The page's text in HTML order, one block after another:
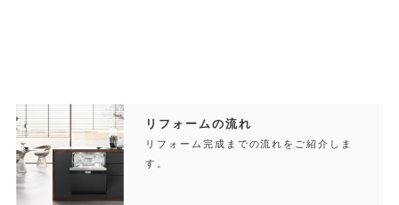
リフォームの流れ
リフォーム完成までの流れをご紹介しま
す。